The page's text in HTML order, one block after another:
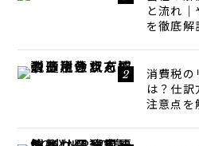
と流れ
を徹底解
消費税の
は？仕訳
注意点を